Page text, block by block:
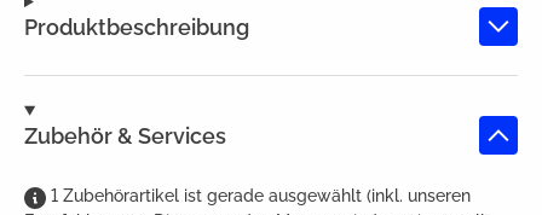
Produktbeschreibung
Zubehör & Services
1 Zubehörartikel ist gerade ausgewählt (inkl. unseren